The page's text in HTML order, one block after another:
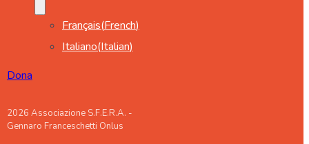
Français(French)
Italiano(Italian)
Dona
2026 Associazione S.F.E.R.A. -
Gennaro Franceschetti Onlus